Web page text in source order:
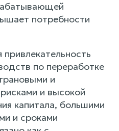
потребности
привлекательность
по переработке
и
и высокой
капитала, большими
и сроками